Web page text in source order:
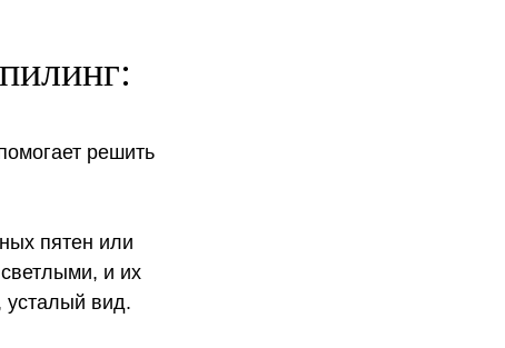
решить
пятен или
и их
усталый вид.